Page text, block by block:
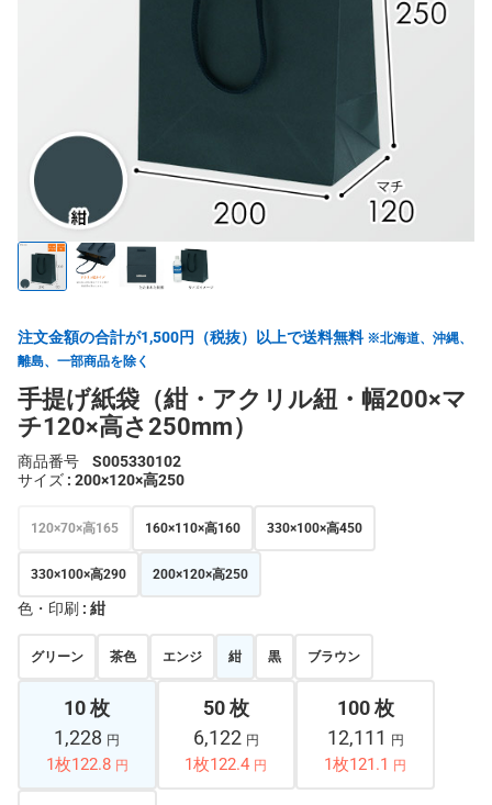
注文金額の合計が1,500円（税抜）以上で送料無料 ※北海道、沖縄、
離島、一部商品を除く
手提げ紙袋（紺・アクリル紐・幅200×マ
チ120×高さ250mm）
商品番号
S005330102
サイズ : 200×120×高250
330×100×高450
120×70×高165 160×110×高160
200×120×高250
330×100×高290
色・印刷 : 紺
グリーン 茶色 エンジ ブラウン
黒
紺
10 枚
1,228 円
1枚122.8 円
50 枚
6,122 円
1枚122.4 円
100 枚
12,111
円
1枚121.1 円